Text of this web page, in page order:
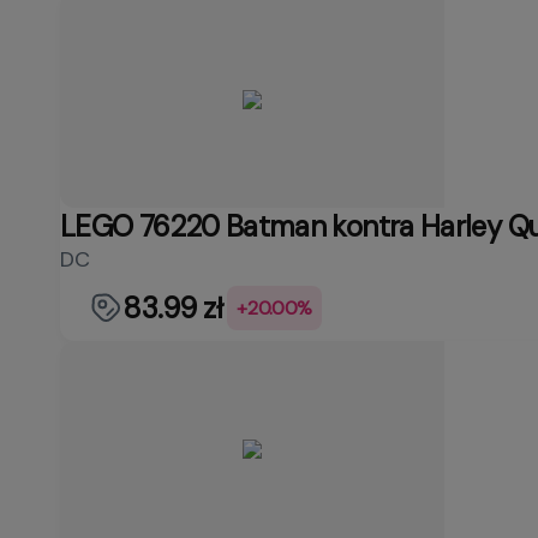
LEGO 76220 Batman kontra Harley
DC
83.99 zł +20.00%